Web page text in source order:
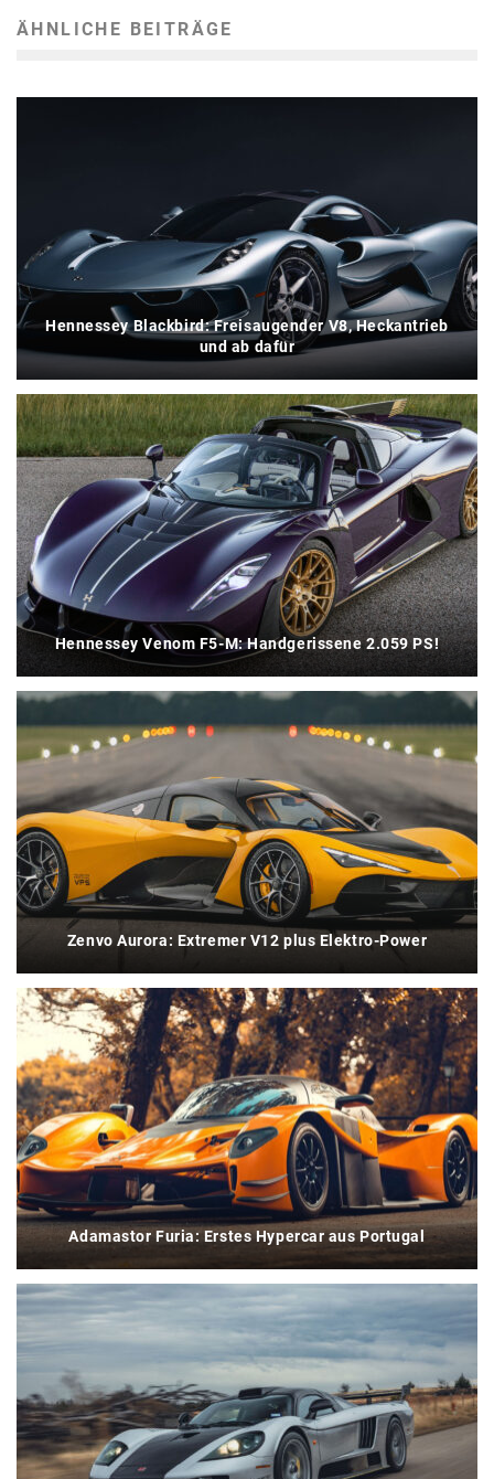
ÄHNLICHE BEITRÄGE
Hennessey Blackbird: Freisaugender V8, Heckantrieb
und ab dafür
Hennessey Venom F5-M: Handgerissene 2.059 PS!
Zenvo Aurora: Extremer V12 plus Elektro-Power
Adamastor Furia: Erstes Hypercar aus Portugal